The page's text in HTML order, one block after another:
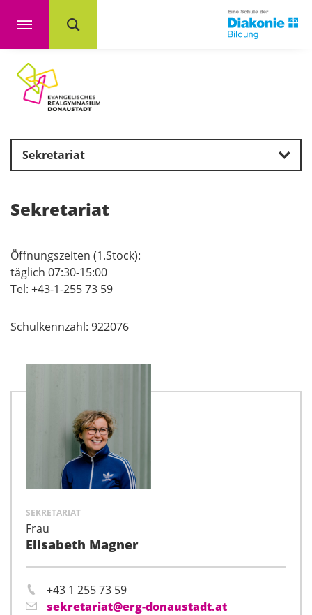
Sekretariat
Sekretariat
Öffnungszeiten (1.Stock):
täglich 07:30-15:00
Tel: +43-1-255 73 59
Schulkennzahl: 922076
SEKRETARIAT
Frau
Elisabeth Magner
+43 1 255 73 59
sekretariat@erg-donaustadt.at